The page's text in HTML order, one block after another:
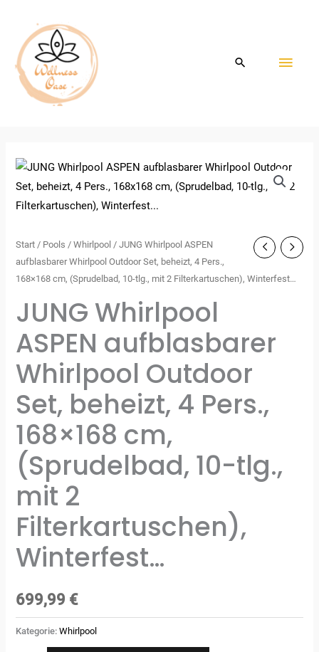
springen
Start / Pools /Whirlpool / JUNG Whirlpool ASPEN
aufblasbarer Whirlpool Outdoor Set, beheizt, 4 Pers.,
168×168 cm, (Sprudelbad, 10-tlg., mit 2 Filterkartuschen), Winterfest…
JUNG Whirlpool
ASPEN aufblasbarer
Whirlpool Outdoor
Set, beheizt, 4 Pers.,
168×168 cm,
(Sprudelbad, 10-tlg.,
mit 2
Filterkartuschen),
Winterfest…
699,99 €
Kategorie:Whirlpool